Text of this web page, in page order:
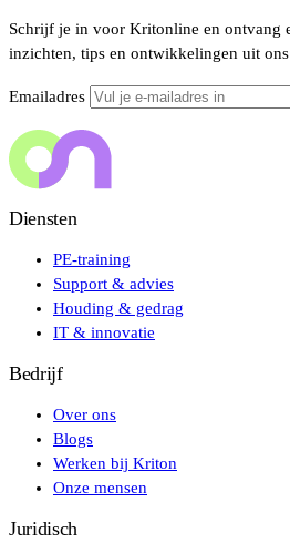
Schrijf je in voor Kritonline en ontvang
inzichten, tips en ontwikkelingen uit
Emailadres
Diensten
PE-training
Support & advies
Houding & gedrag
IT & innovatie
Bedrijf
Over ons
Blogs
Werken bij Kriton
Onze mensen
Juridisch